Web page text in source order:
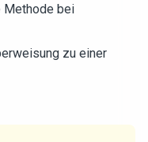
Methode bei
zu einer